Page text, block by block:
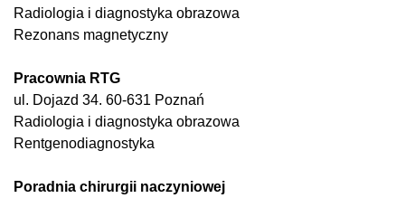
Radiologia i diagnostyka obrazowa
Rezonans magnetyczny
Pracownia RTG
ul. Dojazd 34. 60-631 Poznań
Radiologia i diagnostyka obrazowa
Rentgenodiagnostyka
Poradnia chirurgii naczyniowej